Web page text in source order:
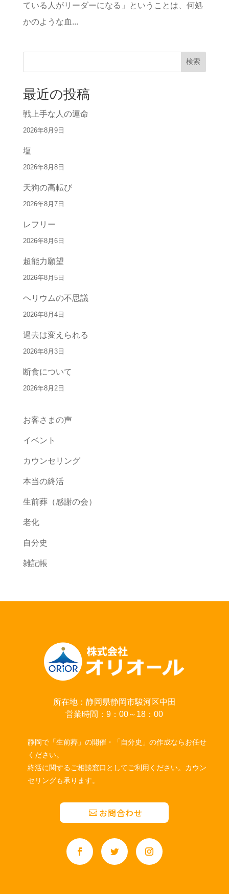
ている人がリーダーになる」ということは、何処
かのような血...
検索
最近の投稿
戦上手な人の運命
2026年8月9日
塩
2026年8月8日
天狗の高転び
2026年8月7日
レフリー
2026年8月6日
超能力願望
2026年8月5日
ヘリウムの不思議
2026年8月4日
過去は変えられる
2026年8月3日
断食について
2026年8月2日
お客さまの声
イベント
カウンセリング
本当の終活
生前葬（感謝の会）
老化
自分史
雑記帳
所在地：静岡県静岡市駿河区中田
営業時間：9：00～18：00
静岡で「生前葬」の開催・「自分史」の作成ならお任せ
ください。
終活に関するご相談窓口としてご利用ください。カウン
セリングも承ります。
お問合わせ